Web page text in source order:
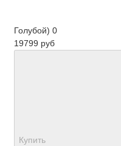
Голубой) 0
19799 руб
Купить